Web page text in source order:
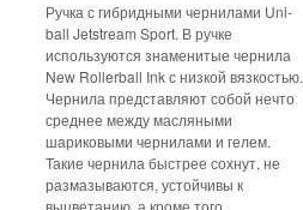
Ручка с гибридными чернилами Uni-
ball Jetstream Sport. В ручке
используются знаменитые чернила
New Rollerball Ink с низкой вязкостью.
Чернила представляют собой нечто
среднее между масляными
шариковыми чернилами и гелем.
Такие чернила быстрее сохнут, не
размазываются, устойчивы к
выцветанию, а кроме того,